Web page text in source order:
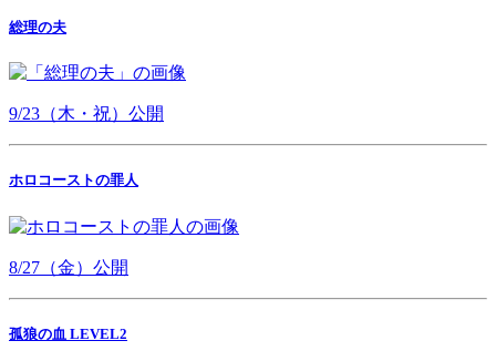
総理の夫
9/23（木・祝）公開
ホロコーストの罪人
8/27（金）公開
孤狼の血 LEVEL2